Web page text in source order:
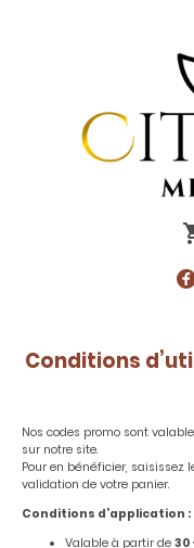
Conditions
Nos codes promo sont
sur notre site.
Pour en bénéficier, saisissez
validation de votre panier.
Conditions d’application :
Valable à partir de 30